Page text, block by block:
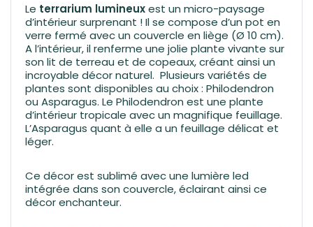
Le terrarium lumineuxest un micro-paysage
d’intérieur surprenant ! Il se compose d’un pot en
verre fermé avec un couvercle en liège (Ø 10 cm).
A l’intérieur, il renferme une jolie plante vivante sur
son lit de terreau et de copeaux, créant ainsi un
incroyable décor naturel. Plusieurs variétés de
plantes sont disponibles au choix : Philodendron
ou Asparagus. Le Philodendron est une plante
d’intérieur tropicale avec un magnifique feuillage.
L’Asparagus quant à elle a un feuillage délicat et
léger.
Ce décor est sublimé avec une lumière led
intégrée dans son couvercle, éclairant ainsi ce
décor enchanteur.